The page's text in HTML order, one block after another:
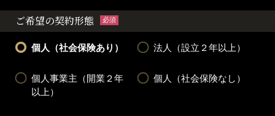
ご希望の契約形態 必須
個人（社会保険あり） 法人（設立２年以上）
個人事業主（開業２年
以上）
個人（社会保険なし）